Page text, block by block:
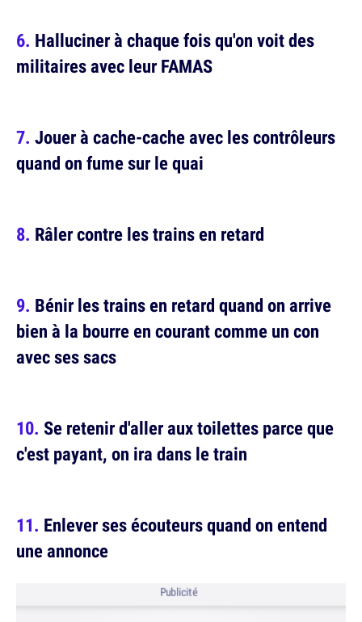
Halluciner à chaque fois qu'on voit des
militaires avec leur FAMAS
Jouer à cache-cache avec les contrôleurs
quand on fume sur le quai
Râler contre les trains en retard
Bénir les trains en retard quand on arrive
bien à la bourre en courant comme un con
avec ses sacs
Se retenir d'aller aux toilettes parce que
c'est payant, on ira dans le train
Enlever ses écouteurs quand on entend
une annonce
Publicité